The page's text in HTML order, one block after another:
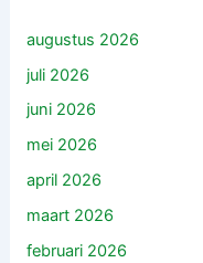
augustus 2026
juli 2026
juni 2026
mei 2026
april 2026
maart 2026
februari 2026